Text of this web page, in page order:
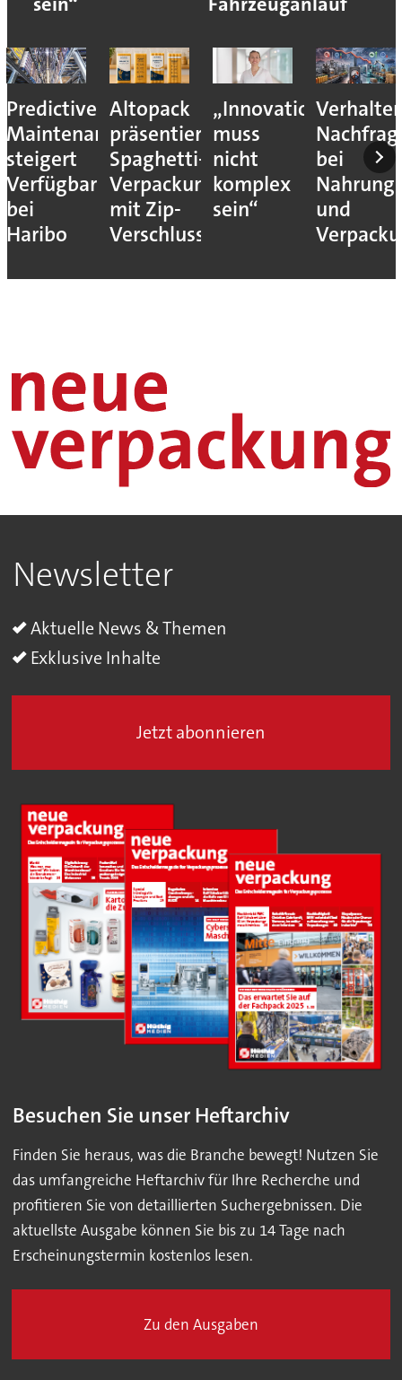
Predictive
Maintenance
steigert
Verfügbarkeit
bei
Haribo
Altopack
präsentiert
Spaghetti-
Verpackung
mit Zip-
Verschluss
„Innovation
muss
nicht
komplex
sein“
bei
und
Newsletter
Aktuelle News & Themen
Exklusive Inhalte
Jetzt abonnieren
Besuchen Sie unser Heftarchiv
Finden Sie heraus, was die Branche bewegt! Nutzen Sie
das umfangreiche Heftarchiv für Ihre Recherche und
profitieren Sie von detaillierten Suchergebnissen. Die
aktuellste Ausgabe können Sie bis zu 14 Tage nach
Erscheinungstermin kostenlos lesen.
Zu den Ausgaben